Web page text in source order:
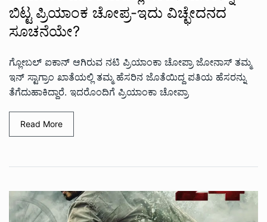
ಬಿಟ್ಟ ಪ್ರಿಯಾಂಕ ಚೋಪ್ರ-ಇದು ವಿಚ್ಛೇದನದ
ಸೂಚನೆಯೇ?
ಗ್ಲೋಬಲ್ ಐಕಾನ್ ಆಗಿರುವ ನಟಿ ಪ್ರಿಯಾಂಕಾ ಚೋಪ್ರಾ ಜೋನಾಸ್ ತಮ್ಮ
ಇನ್ ಸ್ಟಾಗ್ರಾಂ ಖಾತೆಯಲ್ಲಿ ತಮ್ಮ ಹೆಸರಿನ ಜೊತೆಯಿದ್ದ ಪತಿಯ ಹೆಸರನ್ನು
ತೆಗೆದುಹಾಕಿದ್ದಾರೆ. ಇದರೊಂದಿಗೆ ಪ್ರಿಯಾಂಕಾ ಚೋಪ್ರಾ
Read More